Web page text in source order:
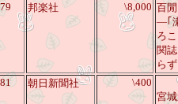
邦楽社 \8,000 百
―｢
ろ
関
ら
朝日新聞社
\400
宮